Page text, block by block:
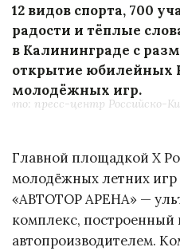
12 видов спорта, 700
радости и тёплые
в Калининграде с
открытие юбилейных
молодёжных игр.
пресс-центр Российско-
Главной площадкой X
молодёжных летних игр
«АВТОТОР АРЕНА» —
комплекс,
автопроизводителем.